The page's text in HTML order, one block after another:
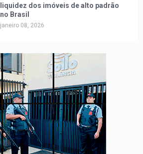
liquidez dos imóveis de alto padrão
no Brasil
janeiro 08, 2026